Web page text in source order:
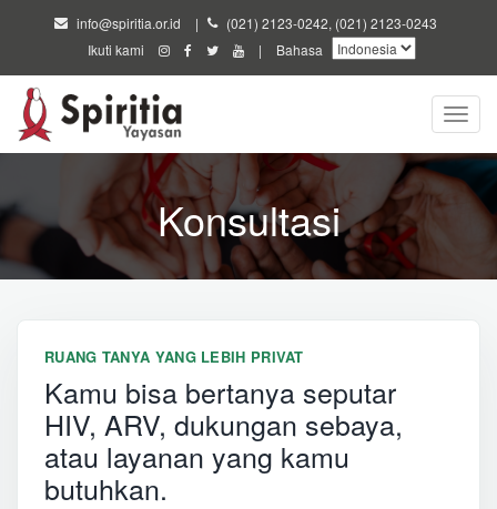
utama
info@spiritia.or.id |
(021) 2123-0242, (021) 2123-0243
Ikuti kami
| Bahasa
Konsultasi
RUANG TANYA YANG LEBIH PRIVAT
Kamu bisa bertanya seputar
HIV, ARV, dukungan sebaya,
atau layanan yang kamu
butuhkan.